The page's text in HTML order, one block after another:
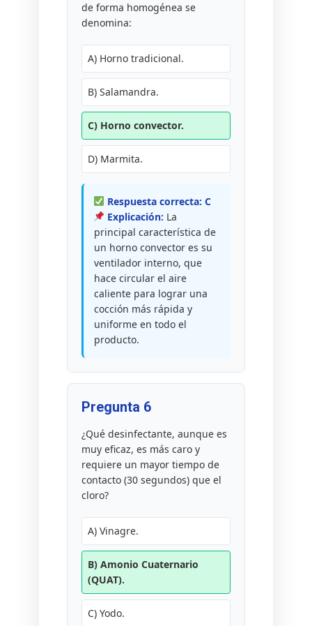
de forma homogénea se
denomina:
A) Horno tradicional.
B) Salamandra.
C) Horno convector.
D) Marmita.
Respuesta correcta: C
Explicación: La
principal característica de
un horno convector es su
ventilador interno, que
hace circular el aire
caliente para lograr una
cocción más rápida y
uniforme en todo el
producto.
Pregunta 6
¿Qué desinfectante, aunque es
muy eficaz, es más caro y
requiere un mayor tiempo de
contacto (30 segundos) que el
cloro?
A) Vinagre.
B) Amonio Cuaternario
(QUAT).
C) Yodo.